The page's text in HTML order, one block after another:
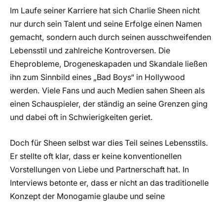
Im Laufe seiner Karriere hat sich Charlie Sheen nicht
nur durch sein Talent und seine Erfolge einen Namen
gemacht, sondern auch durch seinen ausschweifenden
Lebensstil und zahlreiche Kontroversen. Die
Eheprobleme, Drogeneskapaden und Skandale ließen
ihn zum Sinnbild eines „Bad Boys“ in Hollywood
werden. Viele Fans und auch Medien sahen Sheen als
einen Schauspieler, der ständig an seine Grenzen ging
und dabei oft in Schwierigkeiten geriet.
Doch für Sheen selbst war dies Teil seines Lebensstils.
Er stellte oft klar, dass er keine konventionellen
Vorstellungen von Liebe und Partnerschaft hat. In
Interviews betonte er, dass er nicht an das traditionelle
Konzept der Monogamie glaube und seine